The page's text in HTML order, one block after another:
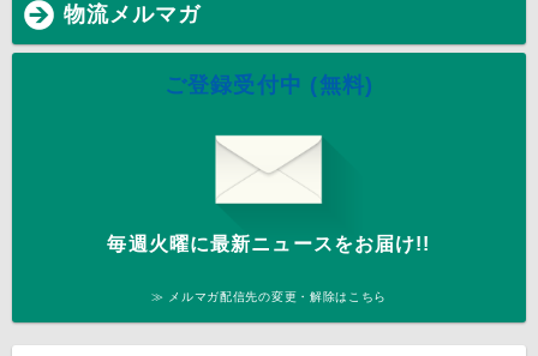
物流メルマガ
ご登録受付中 (無料)
毎週火曜に最新ニュースをお届け!!
≫ メルマガ配信先の変更・解除はこちら